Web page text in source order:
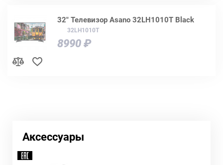
32" Телевизор Asano 32LH1010T Black
32LH1010T
8990 ₽
Аксессуары